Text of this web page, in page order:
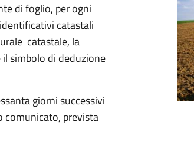
di foglio, per ogni
catastali
catastale, la
simbolo di deduzione
giorni successivi
comunicato, prevista